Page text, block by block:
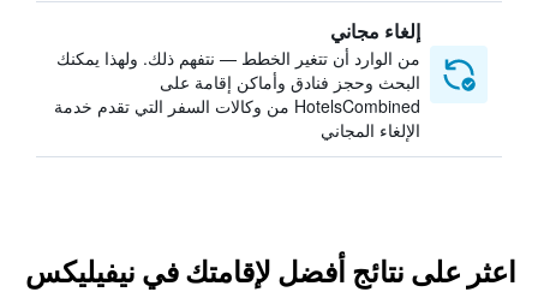
إلغاء مجاني
من الوارد أن تتغير الخطط — نتفهم ذلك. ولهذا يمكنك
البحث وحجز فنادق وأماكن إقامة على
HotelsCombined من وكالات السفر التي تقدم خدمة
الإلغاء المجاني
اعثر على نتائج أفضل لإقامتك في نيفيليكس